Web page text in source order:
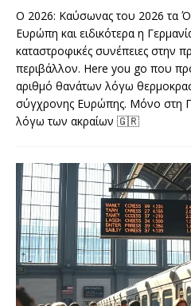
Ο 2026: Καύσωνας του 2026 τα
Ευρώπη και ειδικότερα η
καταστροφικές συνέπειες στην
περιβάλλον. Here you go που
αριθμό θανάτων λόγω
σύγχρονης Ευρώπης. Μόνο στη
λόγω των ακραίων 🇬🇷